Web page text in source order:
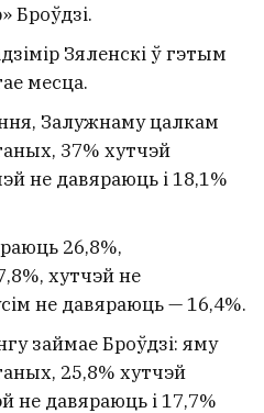
Броўдзі.
Зяленскі ў гэтым
месца.
Залужнаму цалкам
37% хутчэй
не давяраюць і 18,1%
26,8%,
хутчэй не
не давяраюць — 16,4%.
займае Броўдзі: яму
25,8% хутчэй
не давяраюць і 17,7%